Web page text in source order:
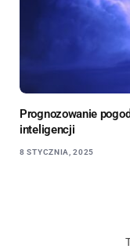
Prognozowanie
inteligencji
8 STYCZNIA, 2025